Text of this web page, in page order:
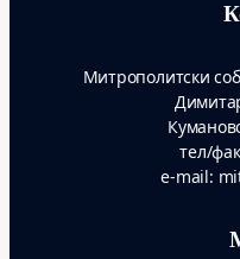
Митрополитски
тел/
e-mail: